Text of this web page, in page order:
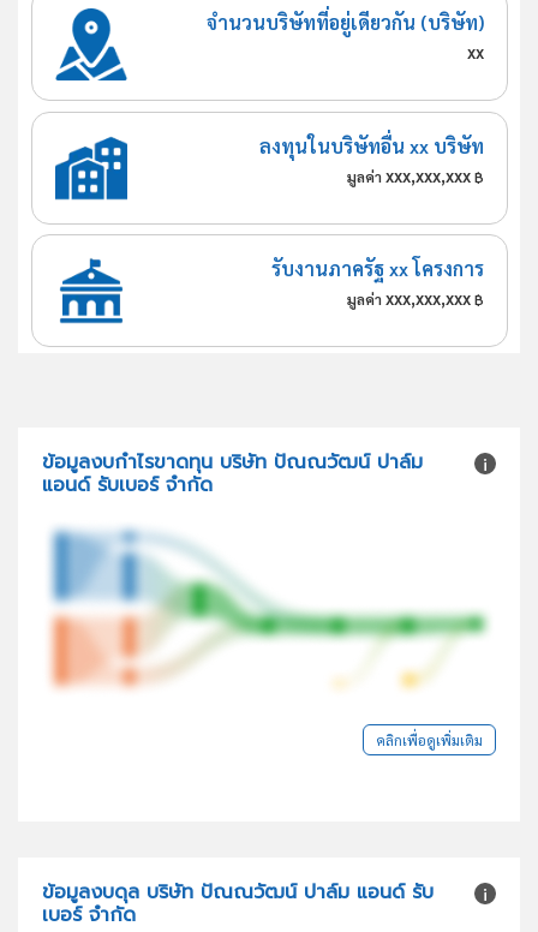
จำนวนบริษัทที่อยู่เดียวกัน (บริษัท)
xx
ลงทุนในบริษัทอื่น xx บริษัท
มูลค่า xxx,xxx,xxx ฿
รับงานภาครัฐ xx โครงการ
มูลค่า xxx,xxx,xxx ฿
ข้อมูลงบกำไรขาดทุน บริษัท ปัณณวัฒน์ ปาล์ม
แอนด์ รับเบอร์ จำกัด
คลิกเพื่อดูเพิ่มเติม
ข้อมูลงบดุล บริษัท ปัณณวัฒน์ ปาล์ม แอนด์ รับ
เบอร์ จำกัด